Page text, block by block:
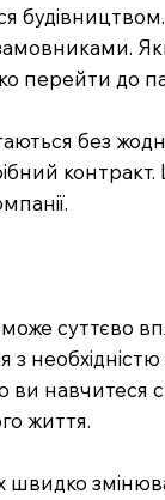
перейти до
без
суттєво
навчитеся
життя.
швидко